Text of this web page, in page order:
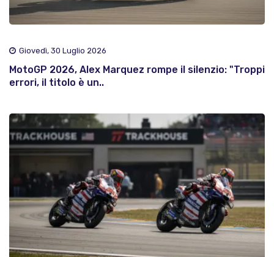
Giovedì, 30 Luglio 2026
MotoGP 2026, Alex Marquez rompe il silenzio: "Troppi
errori, il titolo è un..